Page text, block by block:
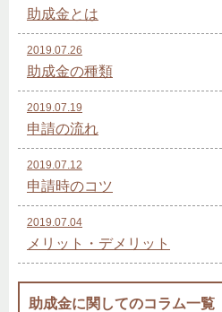
助成金とは
2019.07.26
助成金の種類
2019.07.19
申請の流れ
2019.07.12
申請時のコツ
2019.07.04
メリット・デメリット
助成金に関してのコラム一覧